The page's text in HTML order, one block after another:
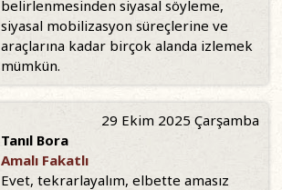
belirlenmesinden siyasal söyleme,
siyasal mobilizasyon süreçlerine ve
araçlarına kadar birçok alanda izlemek
mümkün.
29 Ekim 2025 Çarşamba
Tanıl Bora
Amalı Fakatlı
Evet, tekrarlayalım, elbette amasız